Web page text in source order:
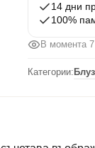
14 дни
100%
В момента 7
Категории: